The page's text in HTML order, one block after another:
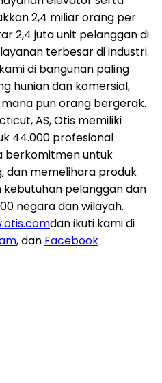
2,4 miliar orang per
2,4 juta unit pelanggan di
terbesar di industri.
di bangunan paling
hunian dan komersial,
pun orang bergerak.
AS, Otis memiliki
44.000 profesional
berkomitmen untuk
dan memelihara produk
pelanggan dan
negara dan wilayah.
dan ikuti kami di
, dan Facebook